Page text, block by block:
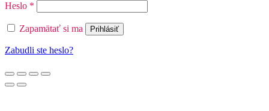
Heslo *
Zapamätať si ma Prihlásiť
Zabudli ste heslo?